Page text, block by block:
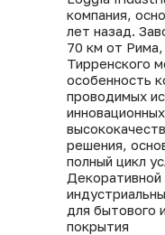
компания,
лет назад.
70 км от
Тирренского
особенность
проводимых
решения,
полный цикл
Декоративной
для бытового
покрытия